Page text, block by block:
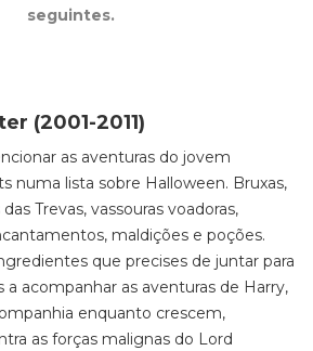
seguintes.
(2001-2011)
as aventuras do jovem
numa lista sobre Halloween. Bruxas,
Trevas, vassouras voadoras,
maldições e poções.
que precises de juntar para
a acompanhar as aventuras de Harry,
enquanto crescem,
as forças malignas do Lord